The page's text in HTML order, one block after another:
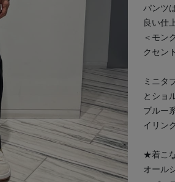
パンツ
良い仕
＜モン
クセン
ミニタ
とショ
ブルー
イリン
★着こ
オール